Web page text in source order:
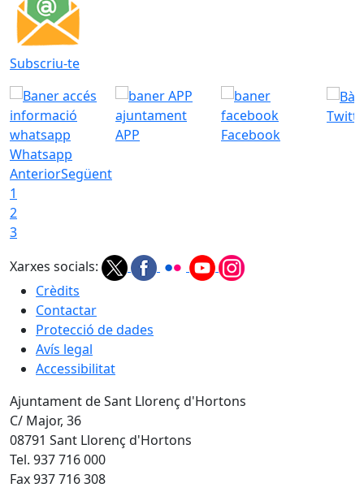
Subscriu-te
Whatsapp
APP Facebook
AnteriorSegüent
1
2
3
Xarxes socials:
Crèdits
Contactar
Protecció de dades
Avís legal
Accessibilitat
Ajuntament de Sant Llorenç d'Hortons
C/ Major, 36
08791 Sant Llorenç d'Hortons
Tel. 937 716 000
Fax 937 716 308